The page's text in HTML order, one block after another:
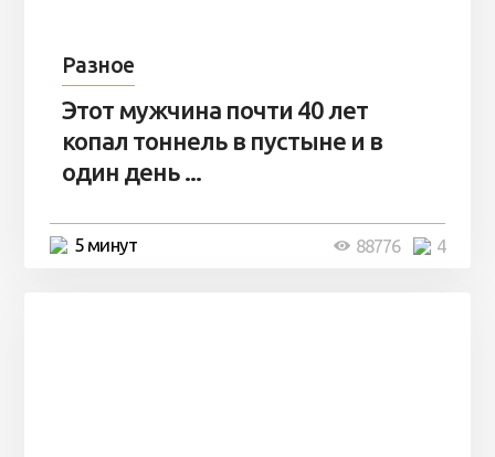
Разное
Этот мужчина почти 40 лет
копал тоннель в пустыне и в
один день ...
5 минут 4
88776